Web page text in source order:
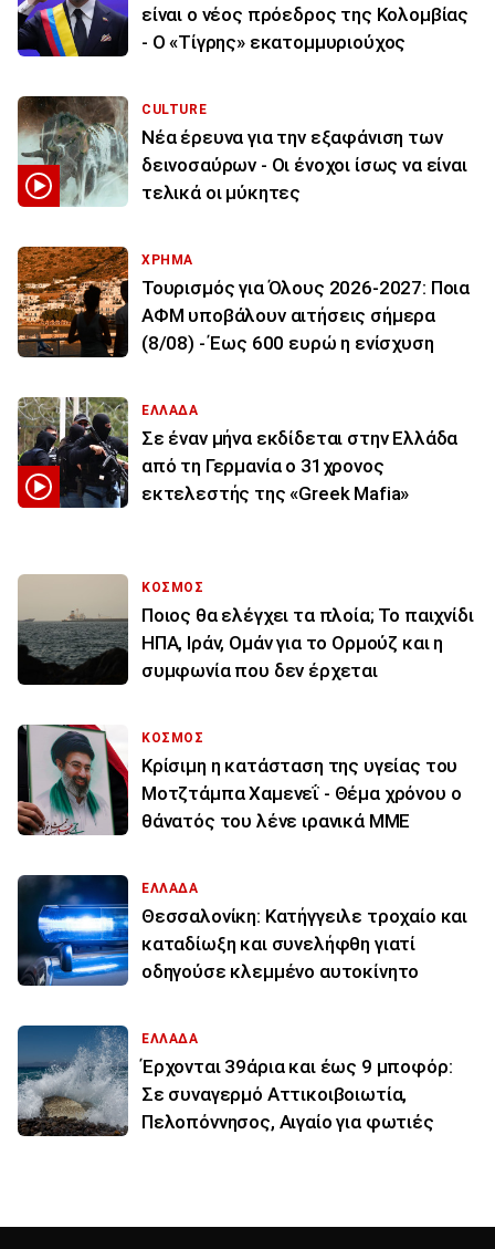
είναι ο νέος πρόεδρος της Κολομβίας
- Ο «Τίγρης» εκατομμυριούχος
CULTURE
Νέα έρευνα για την εξαφάνιση των
δεινοσαύρων - Οι ένοχοι ίσως να είναι
τελικά οι μύκητες
ΧΡΗΜΑ
Τουρισμός για Όλους 2026-2027: Ποια
ΑΦΜ υποβάλουν αιτήσεις σήμερα
(8/08) - Έως 600 ευρώ η ενίσχυση
ΕΛΛΑΔΑ
Σε έναν μήνα εκδίδεται στην Ελλάδα
από τη Γερμανία ο 31χρονος
εκτελεστής της «Greek Mafia»
ΚΟΣΜΟΣ
Ποιος θα ελέγχει τα πλοία; Το παιχνίδι
ΗΠΑ, Ιράν, Ομάν για το Ορμούζ και η
συμφωνία που δεν έρχεται
ΚΟΣΜΟΣ
Κρίσιμη η κατάσταση της υγείας του
Μοτζτάμπα Χαμενεΐ - Θέμα χρόνου ο
θάνατός του λένε ιρανικά ΜΜΕ
ΕΛΛΑΔΑ
Θεσσαλονίκη: Κατήγγειλε τροχαίο και
καταδίωξη και συνελήφθη γιατί
οδηγούσε κλεμμένο αυτοκίνητο
ΕΛΛΑΔΑ
Έρχονται 39άρια και έως 9 μποφόρ:
Σε συναγερμό Αττικοιβοιωτία,
Πελοπόννησος, Αιγαίο για φωτιές